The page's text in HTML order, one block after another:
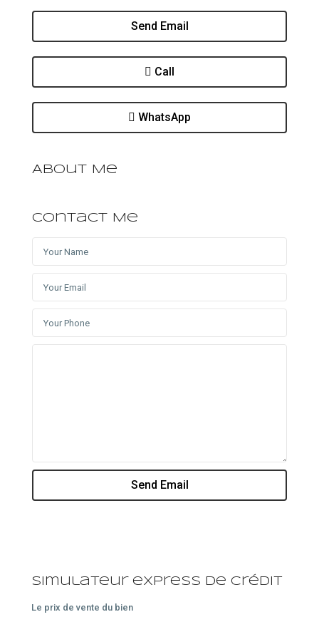
Send Email
Call
WhatsApp
About Me
Contact Me
Simulateur express de crédit
Le prix de vente du bien